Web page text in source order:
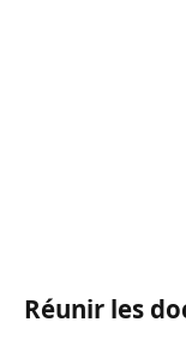
Réunir les